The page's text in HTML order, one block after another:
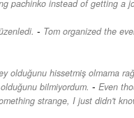
pachinko instead of getting a
- Tom organized the
olduğunu hissetmiş olmama
bilmiyordum. - Even
strange, I just didn't